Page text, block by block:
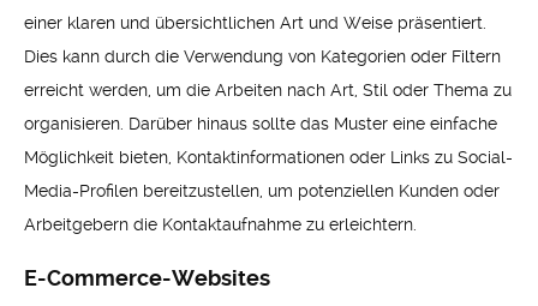
einer klaren und übersichtlichen Art und Weise präsentiert.
Dies kann durch die Verwendung von Kategorien oder Filtern
erreicht werden, um die Arbeiten nach Art, Stil oder Thema zu
organisieren. Darüber hinaus sollte das Muster eine einfache
Möglichkeit bieten, Kontaktinformationen oder Links zu Social-
Media-Profilen bereitzustellen, um potenziellen Kunden oder
Arbeitgebern die Kontaktaufnahme zu erleichtern.
E-Commerce-Websites